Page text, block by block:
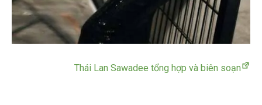
Thái Lan Sawadee tổng hợp và biên soạn